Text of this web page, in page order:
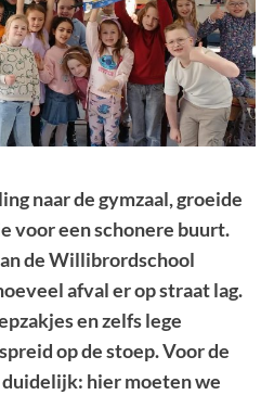
naar de gymzaal, groeide
voor een schonere buurt.
de Willibrordschool
afval er op straat lag.
en zelfs lege
op de stoep. Voor de
hier moeten we